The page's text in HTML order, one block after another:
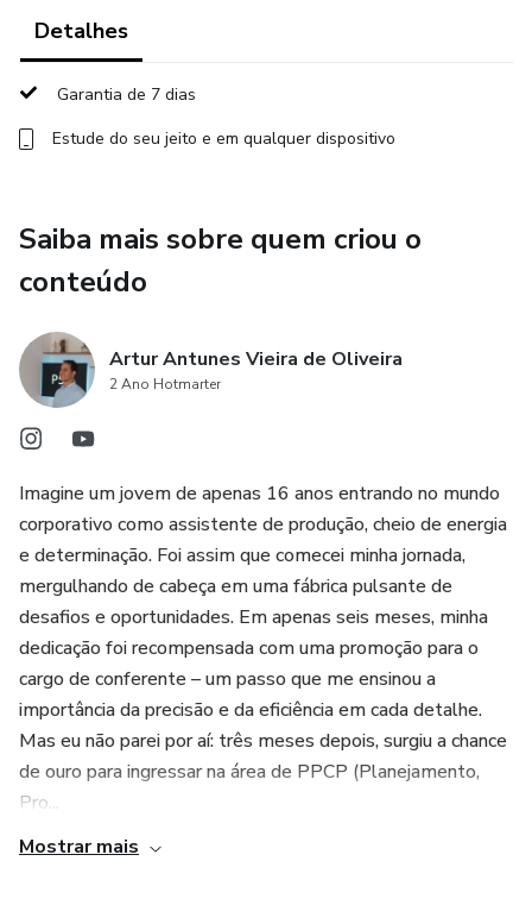
tempo apagando incêndios.
Apresentação Do Produto
O Sistema S.I.N.C.R.O é um protocolo completo de 6 fases
frameworks de reunião e KPIs específicos, você
implementa em 90 dias o mesmo sistema que custaria R$
realidade brasileira e testado em mais de 200 empresas
dos setores industrial, varejo e distribuição.
O Que Você Vai Conquistar:
✅ 85%+ de acuracidade nas previsões em até 120 dias
✅ Redução de 60% nos custos de estoque parado em 6
✅ Eliminação completa das rupturas por falta de
planejamento
✅ Fluxo de caixa previsível e otimizado
✅ Credibilidade total com a diretoria através de resultados
mensuráveis
Detalhes
Garantia de 7 dias
Estude do seu jeito e em qualquer dispositivo
Saiba mais sobre quem criou o
conteúdo
Artur Antunes Vieira de Oliveira
2 Ano Hotmarter
Imagine um jovem de apenas 16 anos entrando no mundo
corporativo como assistente de produção, cheio de energia
e determinação. Foi assim que comecei minha jornada,
mergulhando de cabeça em uma fábrica pulsante de
desafios e oportunidades. Em apenas seis meses, minha
dedicação foi recompensada com uma promoção para o
cargo de conferente – um passo que me ensinou a
importância da precisão e da eficiência em cada detalhe.
Mas eu não parei por aí: três meses depois, surgiu a chance
de ouro para ingressar na área de PPCP (Planejamento,
Pro...
Mostrar mais